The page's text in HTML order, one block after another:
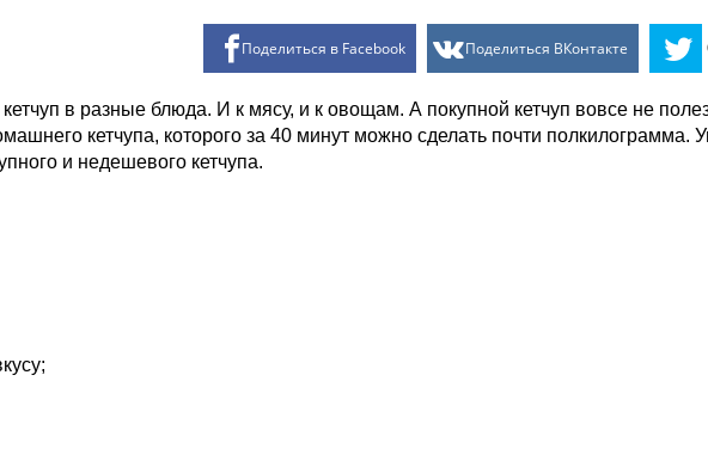
Поделиться в Facebook Поделиться ВКонтакте
в разные блюда. И к мясу, и к овощам. А покупной кетчуп вовсе не
кетчупа, которого за 40 минут можно сделать почти полкилограмма.
и недешевого кетчупа.